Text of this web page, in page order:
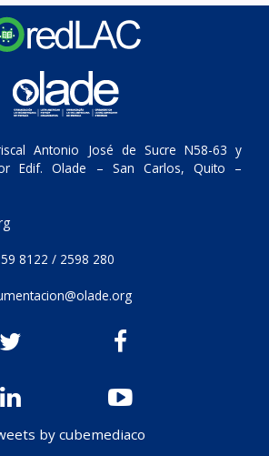
Antonio José de Sucre N58-63 y
Edif. Olade – San Carlos, Quito –
8122 / 2598 280
by cubemediaco